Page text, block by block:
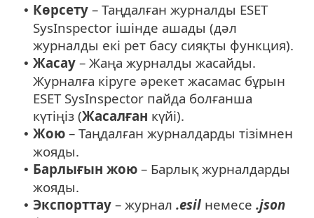
• Көрсету – Таңдалған журналды ESET
SysInspector ішінде ашады (дәл
журналды екі рет басу сияқты функция).
• Жасау – Жаңа журналды жасайды.
Журналға кіруге әрекет жасамас бұрын
ESET SysInspector пайда болғанша
күтіңіз (Жасалған күйі).
• Жою – Таңдалған журналдарды тізімнен
жояды.
• Барлығын жою – Барлық журналдарды
жояды.
• Экспорттау – журнал .esil немесе .json